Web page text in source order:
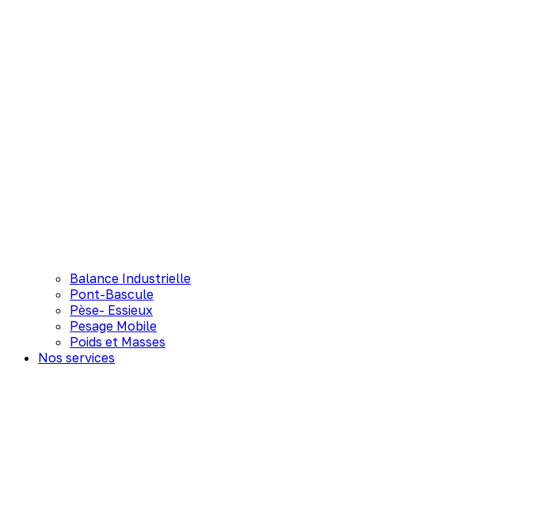
Balance Industrielle
Pont-Bascule
Pèse- Essieux
Pesage Mobile
Poids et Masses
Nos services